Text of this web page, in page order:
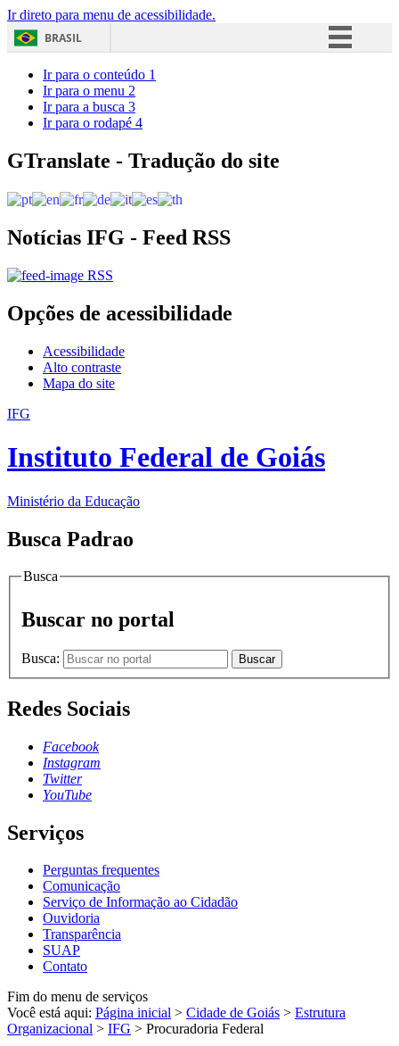
Ir direto para menu de acessibilidade.
BRASIL
Acesso à informação
Ir para o conteúdo 1
Ir para o menu 2
Ir para a busca 3
Ir para o rodapé 4
GTranslate - Tradução do site
Notícias IFG - Feed RSS
RSS
Opções de acessibilidade
Acessibilidade
Alto contraste
Mapa do site
IFG
Instituto Federal de Goiás
Ministério da Educação
Busca Padrao
Busca
Buscar no portal
Busca: Buscar
Redes Sociais
Facebook
Instagram
Twitter
YouTube
Serviços
Perguntas frequentes
Comunicação
Serviço de Informação ao Cidadão
Ouvidoria
Transparência
SUAP
Contato
Fim do menu de serviços
Você está aqui: Página inicial > Cidade de Goiás > Estrutura
Organizacional > IFG > Procuradoria Federal